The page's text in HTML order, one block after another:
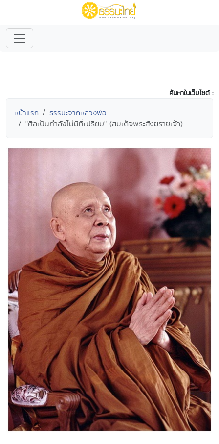
ค้นหาในเว็บไซต์ :
หน้าแรก ธรรมะจากหลวงพ่อ
"ศีลเป็นกำลังไม่มีที่เปรียบ" (สมเด็จพระสังฆราชเจ้า)